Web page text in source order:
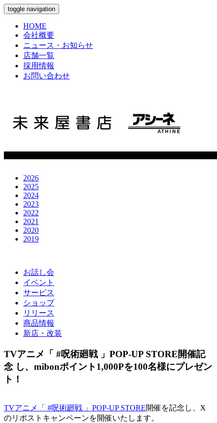
toggle navigation
HOME
会社概要
ニュース・お知らせ
店舗一覧
採用情報
お問い合わせ
2026
2025
2024
2023
2022
2021
2020
2019
お話し会
イベント
サービス
ショップ
リリース
商品情報
新店・改装
TVアニメ「 #呪術廻戦 」POP-UP STORE開催記
念 し、mibonポイント1,000Pを100名様にプレゼン
ト！
TVアニメ「 #呪術廻戦 」POP-UP STORE開催を記念し、X
のリポストキャンペーンを開催いたします。